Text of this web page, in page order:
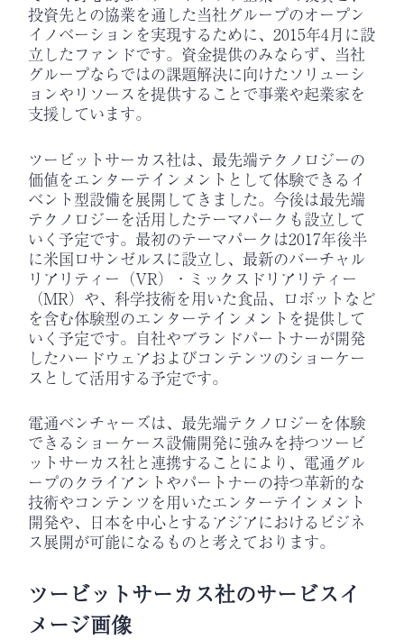
投資先との協業を通した当社グループのオープン
イノベーションを実現するために、2015年4月に設
立したファンドです。資金提供のみならず、当社
グループならではの課題解決に向けたソリューシ
ョンやリソースを提供することで事業や起業家を
支援しています。
ツービットサーカス社は、最先端テクノロジーの
価値をエンターテインメントとして体験できるイ
ベント型設備を展開してきました。今後は最先端
テクノロジーを活用したテーマパークも設立して
いく予定です。最初のテーマパークは2017年後半
に米国ロサンゼルスに設立し、最新のバーチャル
リアリティー（VR）・ミックスドリアリティー
（MR）や、科学技術を用いた食品、ロボットなど
を含む体験型のエンターテインメントを提供して
いく予定です。自社やブランドパートナーが開発
したハードウェアおよびコンテンツのショーケー
スとして活用する予定です。
電通ベンチャーズは、最先端テクノロジーを体験
できるショーケース設備開発に強みを持つツービ
ットサーカス社と連携することにより、電通グル
ープのクライアントやパートナーの持つ革新的な
技術やコンテンツを用いたエンターテインメント
開発や、日本を中心とするアジアにおけるビジネ
ス展開が可能になるものと考えております。
ツービットサーカス社のサービスイ
メージ画像